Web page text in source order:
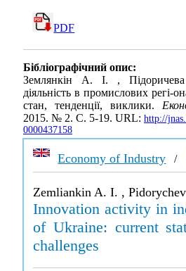
PDF
Бібліографічний опис:
Землянкін А. І. ,
діяльність в промислових регі-
стан, тенденції, виклики.
2015. № 2. С. 5-19. URL: http://
0000437158
Economy of Industry /
Zemliankin A. I. ,
Innovation activity in
of Ukraine: current
challenges